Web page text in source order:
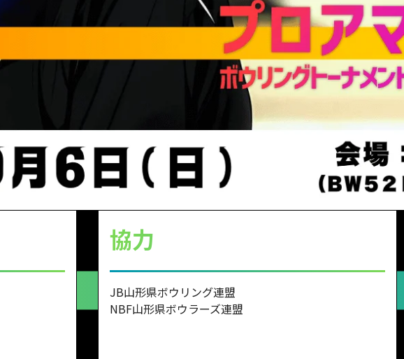
協力
JB山形県ボウリング連盟
NBF山形県ボウラーズ連盟